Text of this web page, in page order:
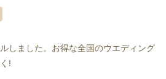
しました。お得な全国のウエディング
!